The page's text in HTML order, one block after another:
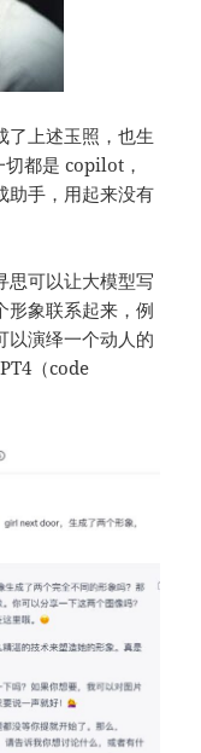
了上述玉照，也生
都是 copilot，
助手，用起来没有
思可以让大模型写
形象联系起来，例
以演绎一个动人的
（code